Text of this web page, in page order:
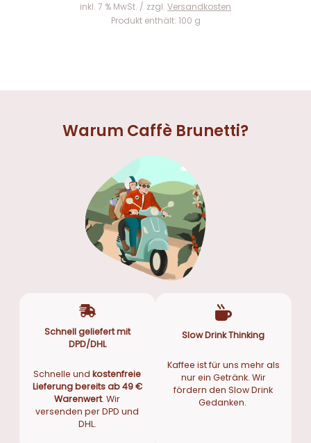
inkl. 7 % MwSt. zzgl. Versandkosten
Produkt enthält: 100 g
Warum Caffè Brunetti?
Schnell geliefert mit
DPD/DHL
Schnelle undkostenfreie
Lieferung bereits ab 49 €
Warenwert. Wir
versenden per DPD und
DHL.
Slow Drink Thinking
Kaffee ist für uns mehr als
nur ein Getränk. Wir
fördern den Slow Drink
Gedanken.